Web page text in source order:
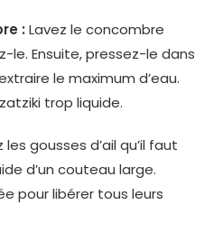
: Lavez le concombre
Ensuite, pressez-le dans
le maximum d’eau.
trop liquide.
gousses d’ail qu’il faut
d’un couteau large.
pour libérer tous leurs